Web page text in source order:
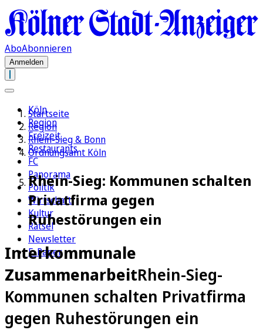
AboAbonnieren
Anmelden
Köln
Region
Freizeit
Restaurants
FC
Panorama
Politik
Wirtschaft
Kultur
Rätsel
Newsletter
E-Paper
Startseite
Region
Rhein-Sieg & Bonn
Ordnungsamt Köln
Rhein-Sieg: Kommunen schalten
Privatfirma gegen
Ruhestörungen ein
Interkommunale
ZusammenarbeitRhein-Sieg-
Kommunen schalten Privatfirma
gegen Ruhestörungen ein